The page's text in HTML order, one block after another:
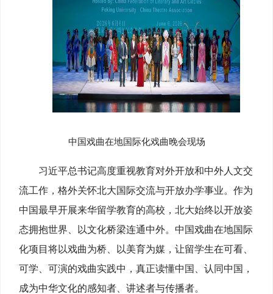
中国戏曲在地国际化戏曲晚会现场
习近平总书记高度重视教育对外开放和中外人文交
流工作，格外关怀北大国际交流与开放办学事业。作为
中国最早开展来华留学教育的高校，北大始终以开放姿
态拥抱世界、以文化桥梁连通中外。中国戏曲在地国际
化项目将以戏曲为桥、以美育为媒，让留学生在可看、
可学、可演的戏曲实践中，真正读懂中国、认同中国，
成为中华文化的感知者、讲述者与传播者。